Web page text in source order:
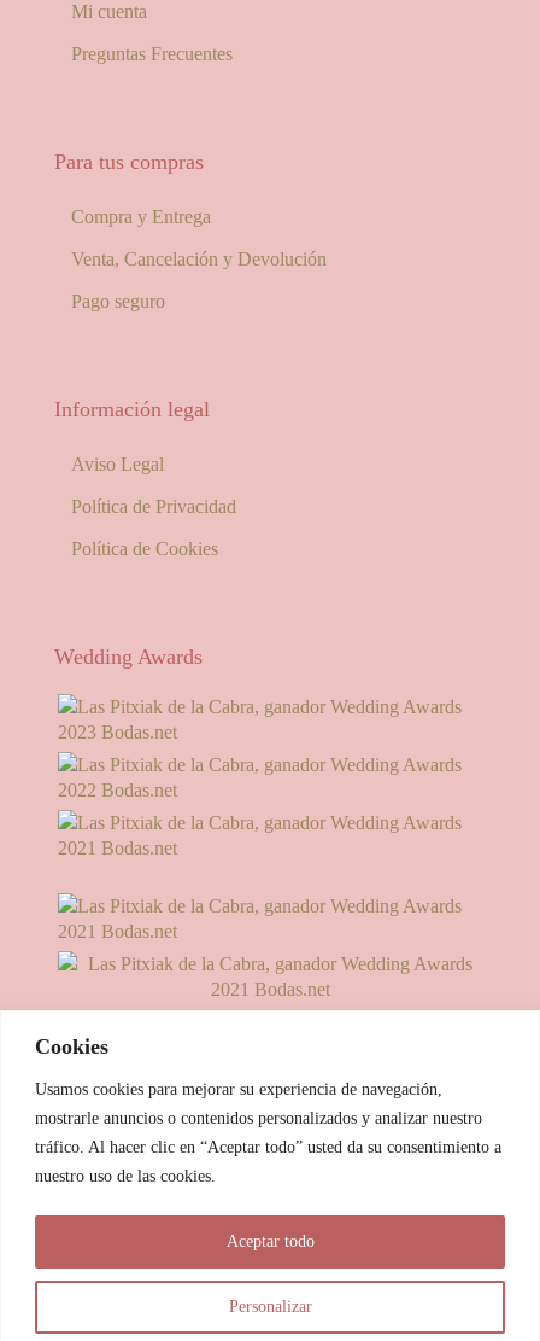
Cookies
Usamos cookies para mejorar su experiencia de navegación,
mostrarle anuncios o contenidos personalizados y analizar nuestro
tráfico. Al hacer clic en “Aceptar todo” usted da su consentimiento a
nuestro uso de las cookies.
Personalizar
Aceptar todo
Mi cuenta
Preguntas Frecuentes
Para tus compras
Compra y Entrega
Venta, Cancelación y Devolución
Pago seguro
Información legal
Aviso Legal
Política de Privacidad
Política de Cookies
Wedding Awards
© 2025 Las Pitxiak de la Cabra
María Temprano Sanjurjo | C/ Río Aliste nº 2B, 49190, Morales
del Vino - Zamora